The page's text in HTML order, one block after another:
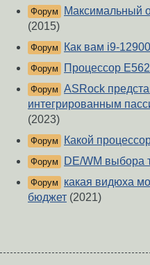
Форум
Максимальный
(2015)
Форум Как вам i9-
Форум Процессор
Форум ASRock
интегрированным
(2023)
Форум Какой
Форум DE/WM выбора
Форум
какая видюха
бюджет (2021)